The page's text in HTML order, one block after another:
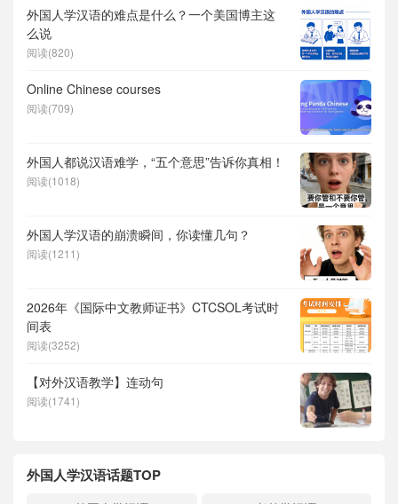
外国人学汉语的难点是什么？一个美国博主这
么说
阅读(820)
Online Chinese courses
阅读(709)
外国人都说汉语难学，“五个意思”告诉你真相！
阅读(1018)
外国人学汉语的崩溃瞬间，你读懂几句？
阅读(1211)
2026年《国际中文教师证书》CTCSOL考试时
间表
阅读(3252)
【对外汉语教学】连动句
阅读(1741)
外国人学汉语话题TOP